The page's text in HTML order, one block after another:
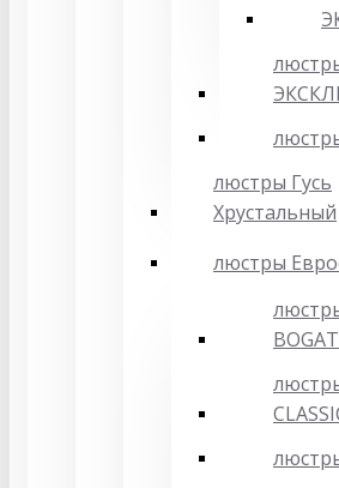
люстры Гусь
Хрустальный
люстры